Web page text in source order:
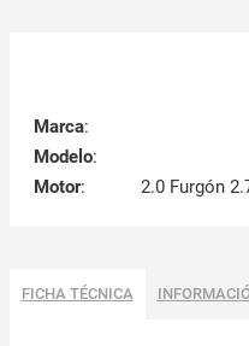
Marca:
Modelo:
Motor: 2.0 Furgón
FICHA TÉCNICA